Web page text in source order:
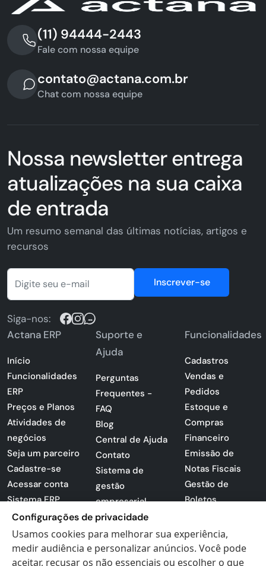
(11) 94444-2443
Fale com nossa equipe
contato@actana.com.br
Chat com nossa equipe
Nossa newsletter entrega
atualizações na sua caixa
de entrada
Um resumo semanal das últimas notícias, artigos e
recursos
Inscrever-se
Siga-nos:
Actana ERP
Início
Funcionalidades
ERP
Preços e Planos
Atividades de
negócios
Seja um parceiro
Cadastre-se
Acessar conta
Sistema ERP
Apresentação
PDF
Loja -
Certificados
Suporte e
Ajuda
Perguntas
Frequentes -
FAQ
Blog
Central de Ajuda
Contato
Sistema de
gestão
empresarial
Sistema para
lojas
Preferências de
cookies
Funcionalidades
Cadastros
Vendas e
Pedidos
Estoque e
Compras
Financeiro
Emissão de
Notas Fiscais
Gestão de
Boletos
Configurações de privacidade
Usamos cookies para melhorar sua experiência,
medir audiência e personalizar anúncios. Você pode
aceitar, recusar os não essenciais ou escolher o que